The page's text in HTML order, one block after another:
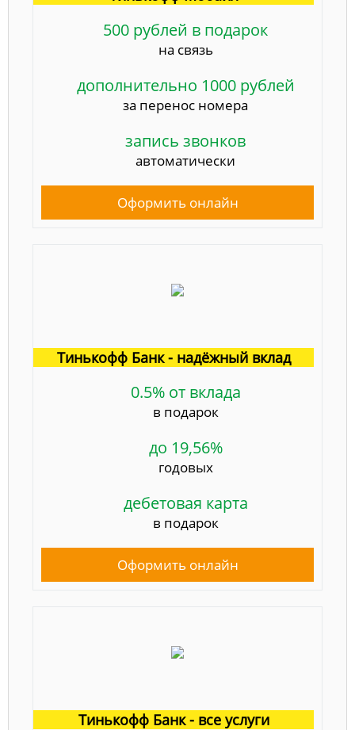
500 рублей в подарок
на связь
дополнительно 1000 рублей
за перенос номера
запись звонков
автоматически
Оформить онлайн
Тинькофф Банк - надёжный вклад
0.5% от вклада
в подарок
до 19,56%
годовых
дебетовая карта
в подарок
Оформить онлайн
Тинькофф Банк - все услуги